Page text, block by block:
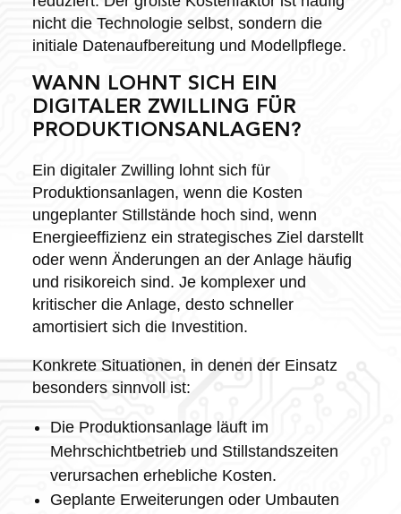
nicht die Technologie selbst, sondern die
initiale Datenaufbereitung und Modellpflege.
WANN LOHNT SICH EIN
DIGITALER ZWILLING FÜR
PRODUKTIONSANLAGEN?
Ein digitaler Zwilling lohnt sich für
Produktionsanlagen, wenn die Kosten
ungeplanter Stillstände hoch sind, wenn
Energieeffizienz ein strategisches Ziel darstellt
oder wenn Änderungen an der Anlage häufig
und risikoreich sind. Je komplexer und
kritischer die Anlage, desto schneller
amortisiert sich die Investition.
Konkrete Situationen, in denen der Einsatz
besonders sinnvoll ist:
Die Produktionsanlage läuft im
Mehrschichtbetrieb und Stillstandszeiten
verursachen erhebliche Kosten.
Geplante Erweiterungen oder Umbauten